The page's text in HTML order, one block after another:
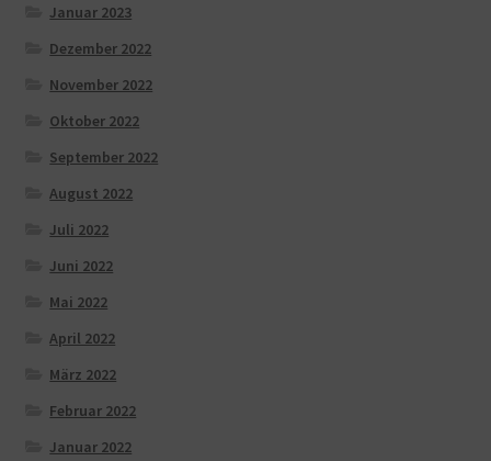
Januar 2023
Dezember 2022
November 2022
Oktober 2022
September 2022
August 2022
Juli 2022
Juni 2022
Mai 2022
April 2022
März 2022
Februar 2022
Januar 2022